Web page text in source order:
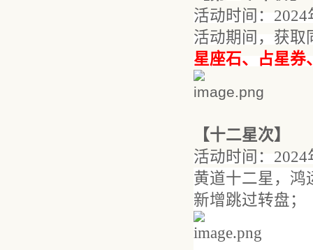
活动时间： 2024
活动期间， 获取
星座石、占星券
【十二星次】
活动时间： 2024
黄道十二星，鸿
新增跳过转盘；